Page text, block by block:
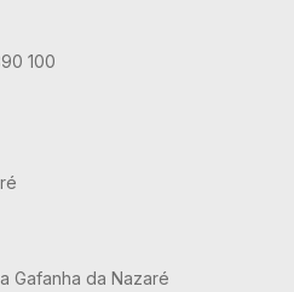
100
Gafanha da Nazaré